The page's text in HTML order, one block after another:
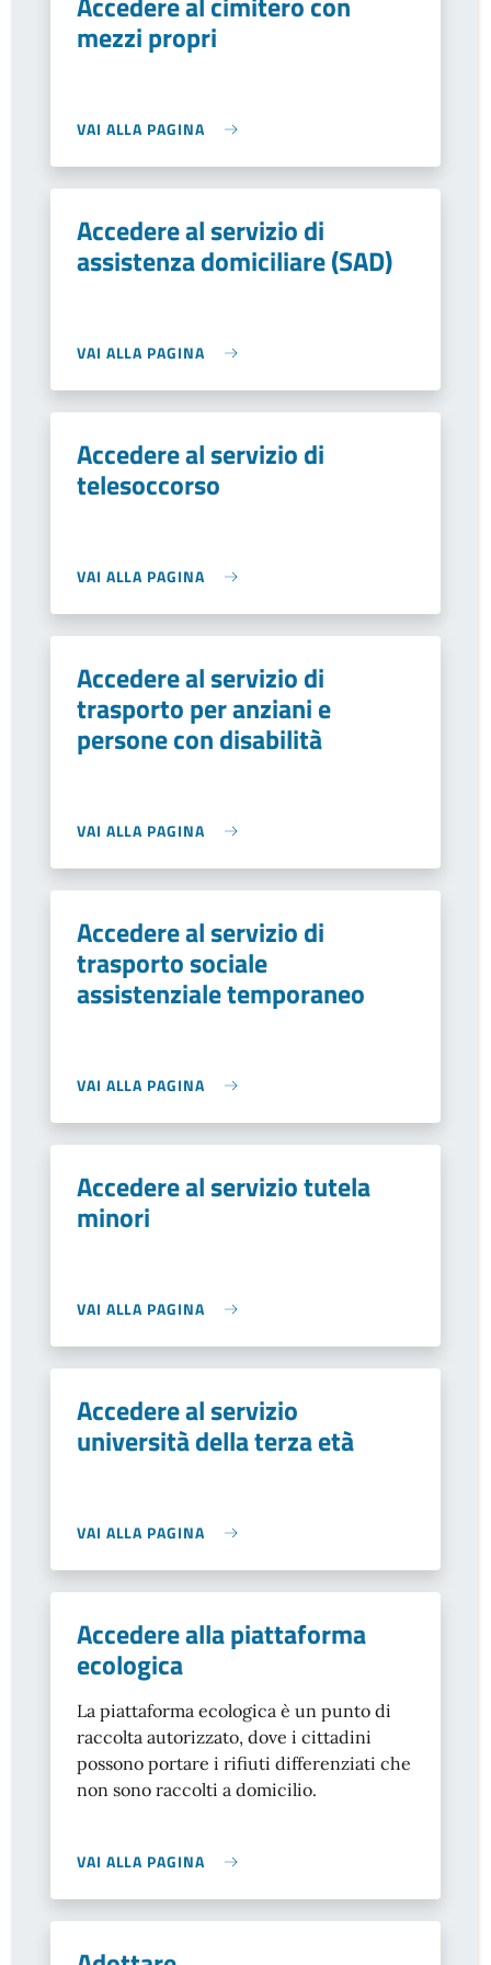
mezzi propri
VAI ALLA PAGINA
Accedere al servizio di
assistenza domiciliare (SAD)
VAI ALLA PAGINA
Accedere al servizio di
telesoccorso
VAI ALLA PAGINA
Accedere al servizio di
trasporto per anziani e
persone con disabilità
VAI ALLA PAGINA
Accedere al servizio di
trasporto sociale
assistenziale temporaneo
VAI ALLA PAGINA
Accedere al servizio tutela
minori
VAI ALLA PAGINA
Accedere al servizio
università della terza età
VAI ALLA PAGINA
Accedere alla piattaforma
ecologica
La piattaforma ecologica è un punto di
raccolta autorizzato, dove i cittadini
possono portare i rifiuti differenziati che
non sono raccolti a domicilio.
VAI ALLA PAGINA